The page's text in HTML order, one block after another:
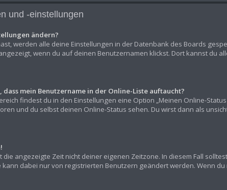
und -einstellungen
ändern?
werden alle deine Einstellungen in der Datenbank des Boards
wenn du auf deinen Benutzernamen klickst. Dort kannst du
mein Benutzername in der Online-Liste auftaucht?
findest du in den Einstellungen eine Option „Meinen Online-
und du selbst deinen Online-Status sehen. Du wirst dann als
angezeigte Zeit nicht deiner eigenen Zeitzone. In diesem Fall
kann dabei nur von registrierten Benutzern geändert werden. Wenn